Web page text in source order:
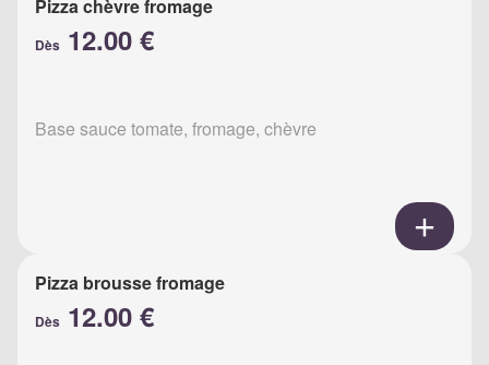
Pizza chèvre fromage
Dès 12.00 €
Base sauce tomate, fromage, chèvre
Pizza brousse fromage
Dès 12.00 €